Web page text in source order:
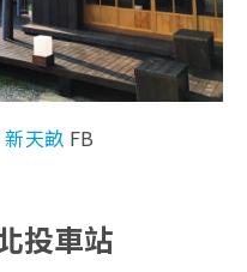
天畝 FB
投車站